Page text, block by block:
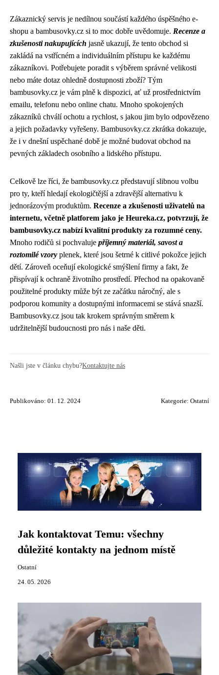
Zákaznický servis je nedílnou součástí každého úspěšného e-
shopu a bambusovky.cz si to moc dobře uvědomuje. Recenze a
zkušenosti nakupujících jasně ukazují, že tento obchod si
zakládá na vstřícném a individuálním přístupu ke každému
zákazníkovi. Potřebujete poradit s výběrem správné velikosti
nebo máte dotaz ohledně dostupnosti zboží? Tým
bambusovky.cz je vám plně k dispozici, ať už prostřednictvím
emailu, telefonu nebo online chatu. Mnoho spokojených
zákazníků chválí ochotu a rychlost, s jakou jim bylo odpovězeno
a jejich požadavky vyřešeny. Bambusovky.cz zkrátka dokazuje,
že i v dnešní uspěchané době je možné budovat obchod na
pevných základech osobního a lidského přístupu.
Celkově lze říci, že bambusovky.cz představují slibnou volbu
pro ty, kteří hledají ekologičtější a zdravější alternativu k
jednorázovým produktům. Recenze a zkušenosti uživatelů na
internetu, včetně platforem jako je Heureka.cz, potvrzují, že
bambusovky.cz nabízí kvalitní produkty za rozumné ceny.
Mnoho rodičů si pochvaluje příjemný materiál, savost a
roztomilé vzory plenek, které jsou šetrné k citlivé pokožce jejich
dětí. Zároveň oceňují ekologické smýšlení firmy a fakt, že
přispívají k ochraně životního prostředí. Přechod na opakovaně
použitelné produkty může být ze začátku náročný, ale s
podporou komunity a dostupnými informacemi se stává snazší.
Bambusovky.cz jsou tak krokem správným směrem k
udržitelnější budoucnosti pro nás i naše děti.
Našli jste v článku chybu?Kontaktujte nás
Publikováno: 01. 12. 2024 Kategorie: Ostatní
Jak kontaktovat Temu: všechny
důležité kontakty na jednom místě
Ostatní
24. 05. 2026